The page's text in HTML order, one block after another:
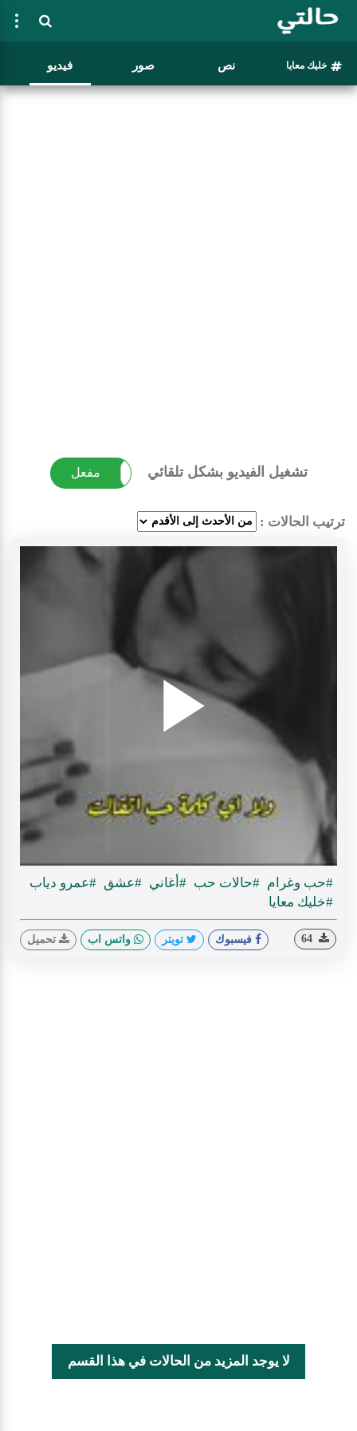
خليك معايا نص صور فيديو
تشغيل الفيديو بشكل تلقائي مفعل غير مفعل
ترتيب الحالات :
Play
#حب وغرام #حالات حب #أغاني #عشق #عمرو دياب
#خليك معايا
فيسبوك تويتر واتس اب تحميل
لا يوجد المزيد من الحالات في هذا القسم